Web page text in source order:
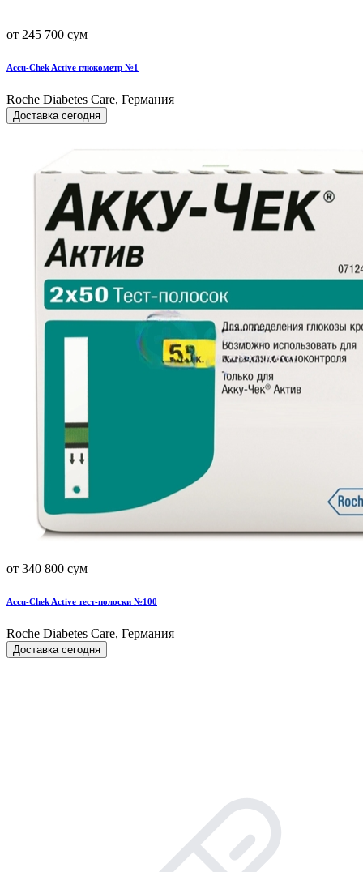
от 245 700 сум
Accu-Chek Active глюкометр №1
Roche Diabetes Care, Германия
Доставка сегодня
от 340 800 сум
Accu-Chek Active тест-полоски №100
Roche Diabetes Care, Германия
Доставка сегодня